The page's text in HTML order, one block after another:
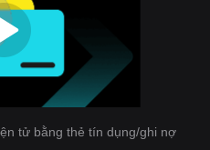
tử bằng thẻ tín dụng/ghi nợ